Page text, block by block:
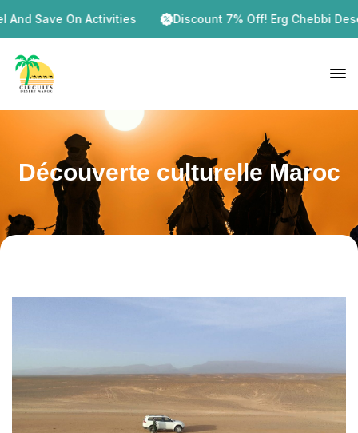
Save On Activities Discount 7% Off! Erg Chebbi
Découverte culturelle Maroc